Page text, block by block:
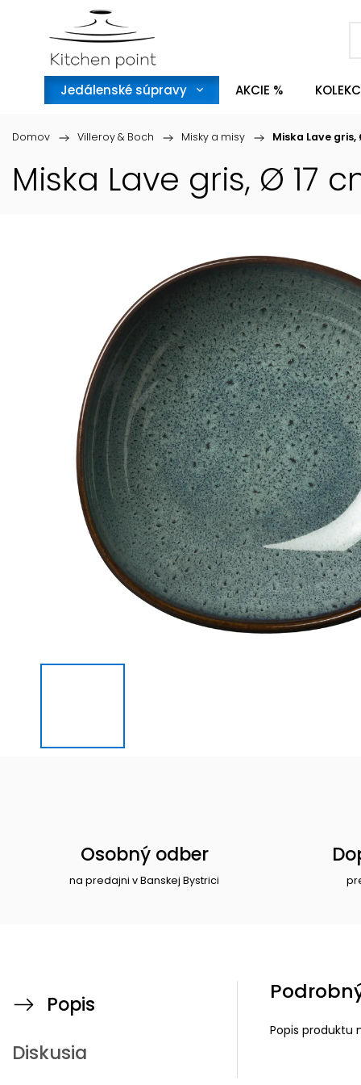
Jedálenské súpravy AKCIE %
Domov / Villeroy & Boch / Misky a misy / Miska Lave
Miska Lave gris, Ø 17
Osobný odber
na predajni v Banskej Bystrici
Popis
Diskusia
Popis produktu